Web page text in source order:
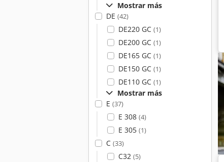
Mostrar más
DE (42)
DE220 GC (1)
DE200 GC (1)
DE165 GC (1)
DE150 GC (1)
DE110 GC (1)
Mostrar más
E (37)
E 308 (4)
E 305 (1)
C (33)
C32 (5)